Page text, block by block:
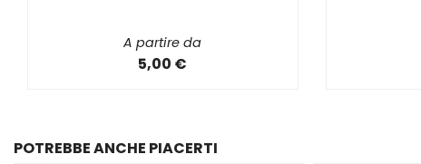
A partire da
5,00 €
POTREBBE ANCHE PIACERTI